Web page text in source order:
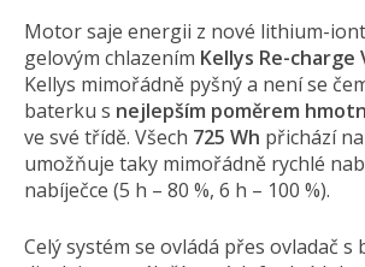
Motor saje energii z nové lithium-
gelovým chlazením Kellys Re-charge
Kellys mimořádně pyšný a není se
baterku s nejlepším poměrem
ve své třídě. Všech 725 Wh přichází
umožňuje taky mimořádně rychlé
nabíječce (5 h – 80 %, 6 h – 100 %).
Celý systém se ovládá přes ovladač s